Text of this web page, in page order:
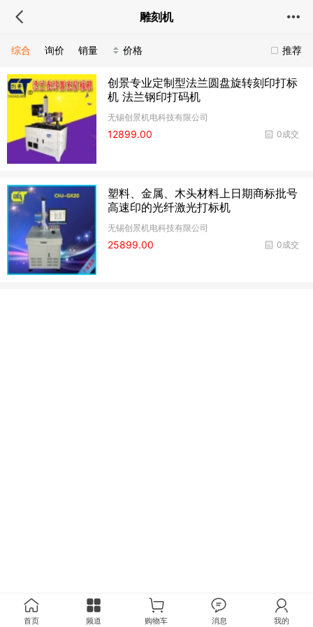
雕刻机
推荐
综合 询价 销量 价格
创景专业定制型法兰圆盘旋转刻印打标
机 法兰钢印打码机
无锡创景机电科技有限公司
0成交
12899.00
塑料、金属、木头材料上日期商标批号
高速印的光纤激光打标机
无锡创景机电科技有限公司
0成交
25899.00
首页 频道 购物车 消息 我的